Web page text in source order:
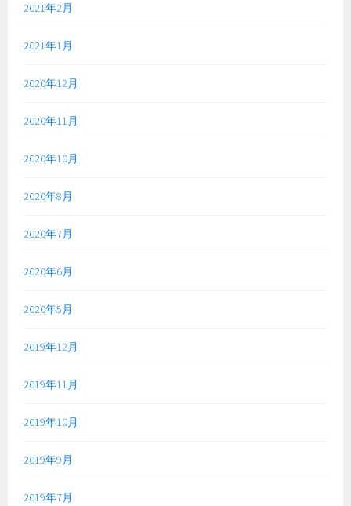
2021年2月
2021年1月
2020年12月
2020年11月
2020年10月
2020年8月
2020年7月
2020年6月
2020年5月
2019年12月
2019年11月
2019年10月
2019年9月
2019年7月